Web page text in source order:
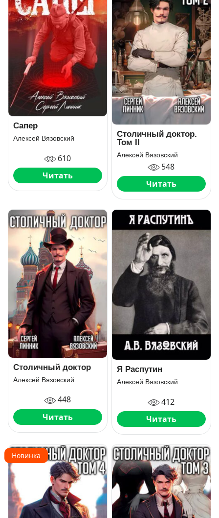
Сапер
Алексей Вязовский
610
Читать
Столичный доктор.
Том II
Алексей Вязовский
548
Читать
Столичный доктор
Алексей Вязовский
448
Читать
Я Распутин
Алексей Вязовский
412
Читать
Новинка